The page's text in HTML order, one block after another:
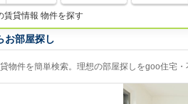
賃貸情報 物件を探す
お部屋探し
件を簡単検索。理想の部屋探しをgoo住宅・